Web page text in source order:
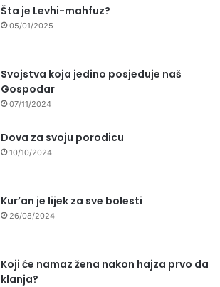
Šta je Levhi-mahfuz?
05/01/2025
Svojstva koja jedino posjeduje naš
Gospodar
07/11/2024
Dova za svoju porodicu
10/10/2024
Kur’an je lijek za sve bolesti
26/08/2024
Koji će namaz žena nakon hajza prvo da
klanja?